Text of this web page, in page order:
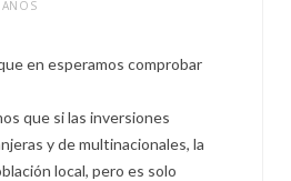
en esperamos comprobar
que si las inversiones
y de multinacionales, la
local, pero es solo